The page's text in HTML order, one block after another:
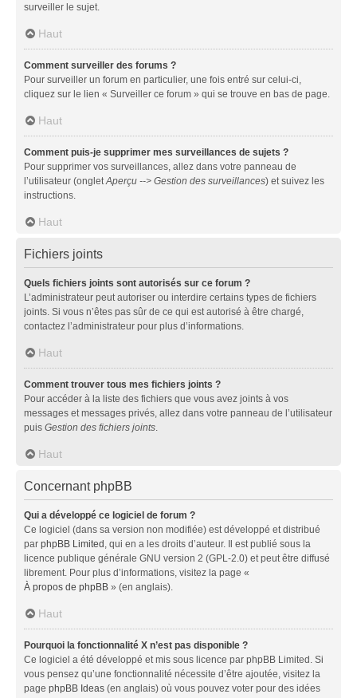
surveiller le sujet.
Haut
Comment surveiller des forums ?
Pour surveiller un forum en particulier, une fois entré sur celui-ci,
cliquez sur le lien « Surveiller ce forum » qui se trouve en bas de page.
Haut
Comment puis-je supprimer mes surveillances de sujets ?
Pour supprimer vos surveillances, allez dans votre panneau de
l’utilisateur (onglet Aperçu --> Gestion des surveillances) et suivez les
instructions.
Haut
Fichiers joints
Quels fichiers joints sont autorisés sur ce forum ?
L’administrateur peut autoriser ou interdire certains types de fichiers
joints. Si vous n’êtes pas sûr de ce qui est autorisé à être chargé,
contactez l’administrateur pour plus d’informations.
Haut
Comment trouver tous mes fichiers joints ?
Pour accéder à la liste des fichiers que vous avez joints à vos
messages et messages privés, allez dans votre panneau de l’utilisateur
puis Gestion des fichiers joints
Haut
Concernant phpBB
Qui a développé ce logiciel de forum ?
Ce logiciel (dans sa version non modifiée) est développé et distribué
par phpBB Limited , qui en a les droits d’auteur. Il est publié sous la
licence publique générale GNU version 2 (GPL-2.0) et peut être diffusé
librement. Pour plus d’informations, visitez la page «
À propos de phpBB » (en anglais).
Haut
Pourquoi la fonctionnalité X n’est pas disponible ?
Ce logiciel a été développé et mis sous licence par phpBB Limited. Si
vous pensez qu’une fonctionnalité nécessite d’être ajoutée, visitez la
page phpBB Ideas (en anglais) où vous pouvez voter pour des idées